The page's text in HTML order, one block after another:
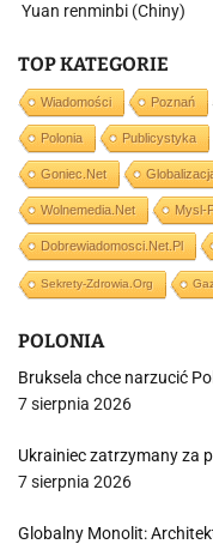
Yuan renminbi (Chiny)
TOP KATEGORIE
Wiadomości Poznań
Polonia Publicystyka
Goniec.net
Wolnemedia.net Mysl-
Dobrewiadomosci.net.pl
Sekrety-Zdrowia.org
POLONIA
Bruksela chce narzucić
7 sierpnia 2026
Ukrainiec zatrzymany za
7 sierpnia 2026
Globalny Monolit: